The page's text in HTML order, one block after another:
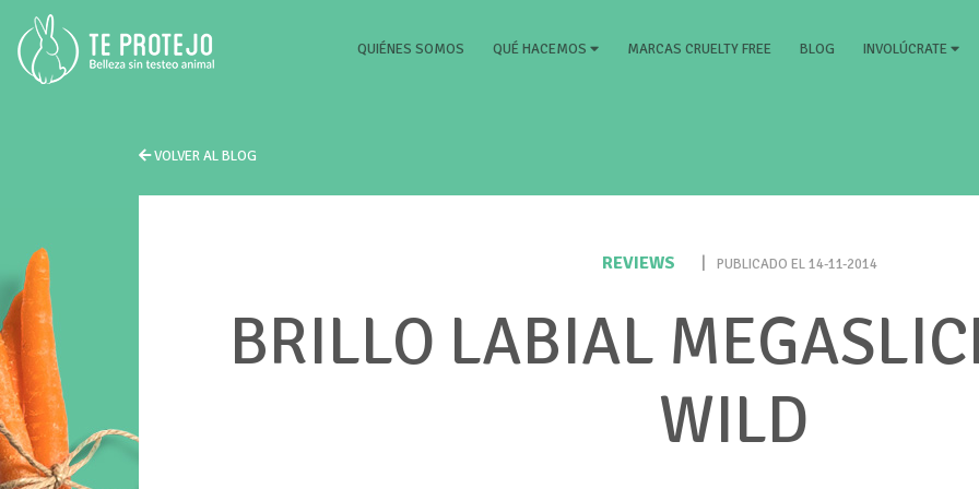
QUIÉNES SOMOS (CURRENT)
QUÉ HACEMOS MARCAS CRUELTY FREE BLOG INVOLÚCRATE
VOLVER AL BLOG
REVIEWS PUBLICADO EL 14-11-2014
BRILLO LABIAL
WILD